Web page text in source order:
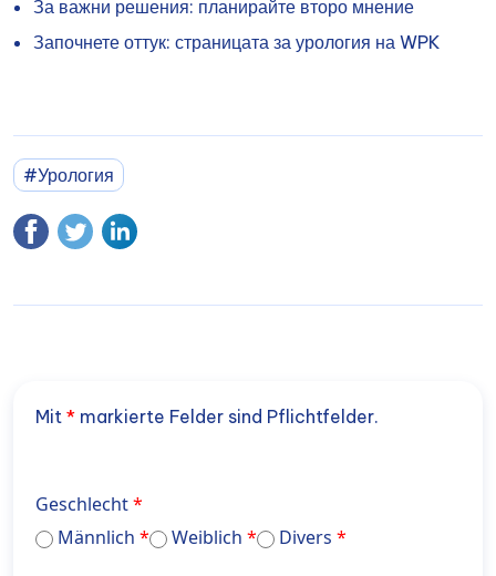
За важни решения: планирайте второ мнение
Започнете оттук: страницата за урология на WPK
#Урология
Mit * markierte Felder sind Pflichtfelder.
Geschlecht
Männlich
Weiblich Divers